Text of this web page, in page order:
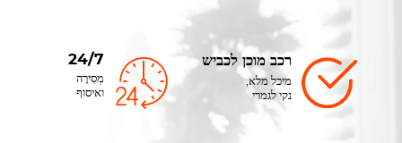
24/7
מְסִירָה
ואיסוף
רכב מוכן לכביש
מיכל מלא,
נקי לגמרי